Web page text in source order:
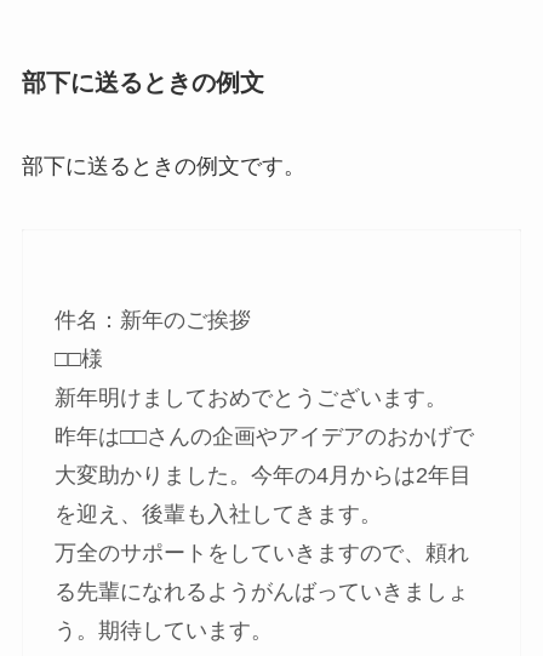
部下に送るときの例文
部下に送るときの例文です。
件名：新年のご挨拶
□□様
新年明けましておめでとうございます。
昨年は□□さんの企画やアイデアのおかげで
大変助かりました。今年の4月からは2年目
を迎え、後輩も入社してきます。
万全のサポートをしていきますので、頼れ
る先輩になれるようがんばっていきましょ
う。期待しています。